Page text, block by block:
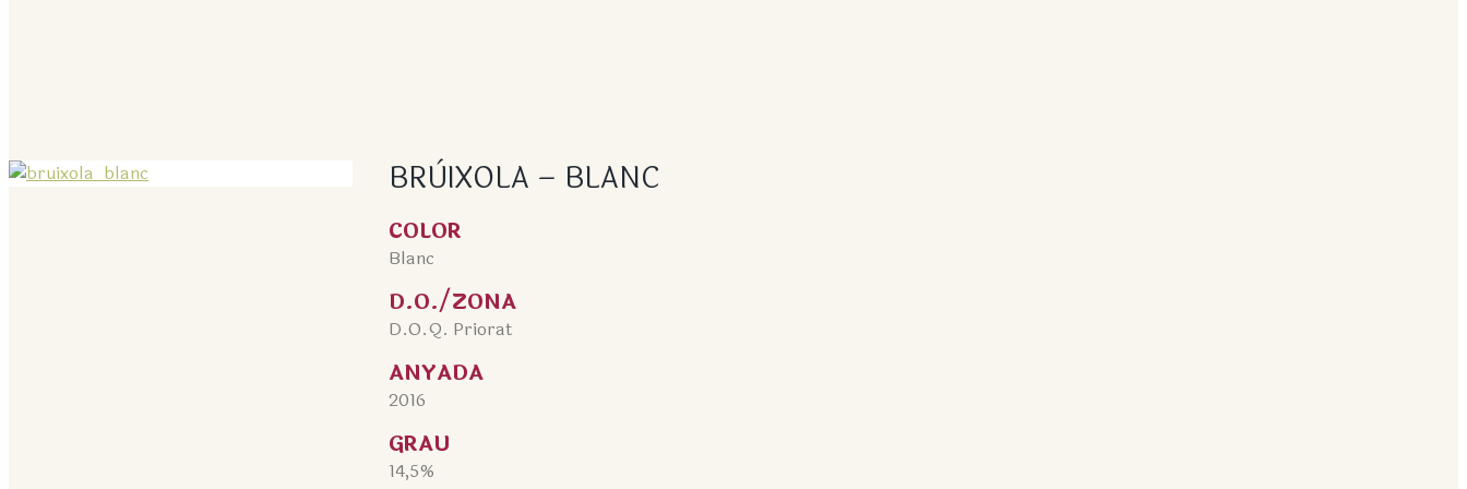
BRÙIXOLA – BLANC
COLOR
Blanc
D.O./ZONA
D.O.Q. Priorat
ANYADA
2016
GRAU
14,5%